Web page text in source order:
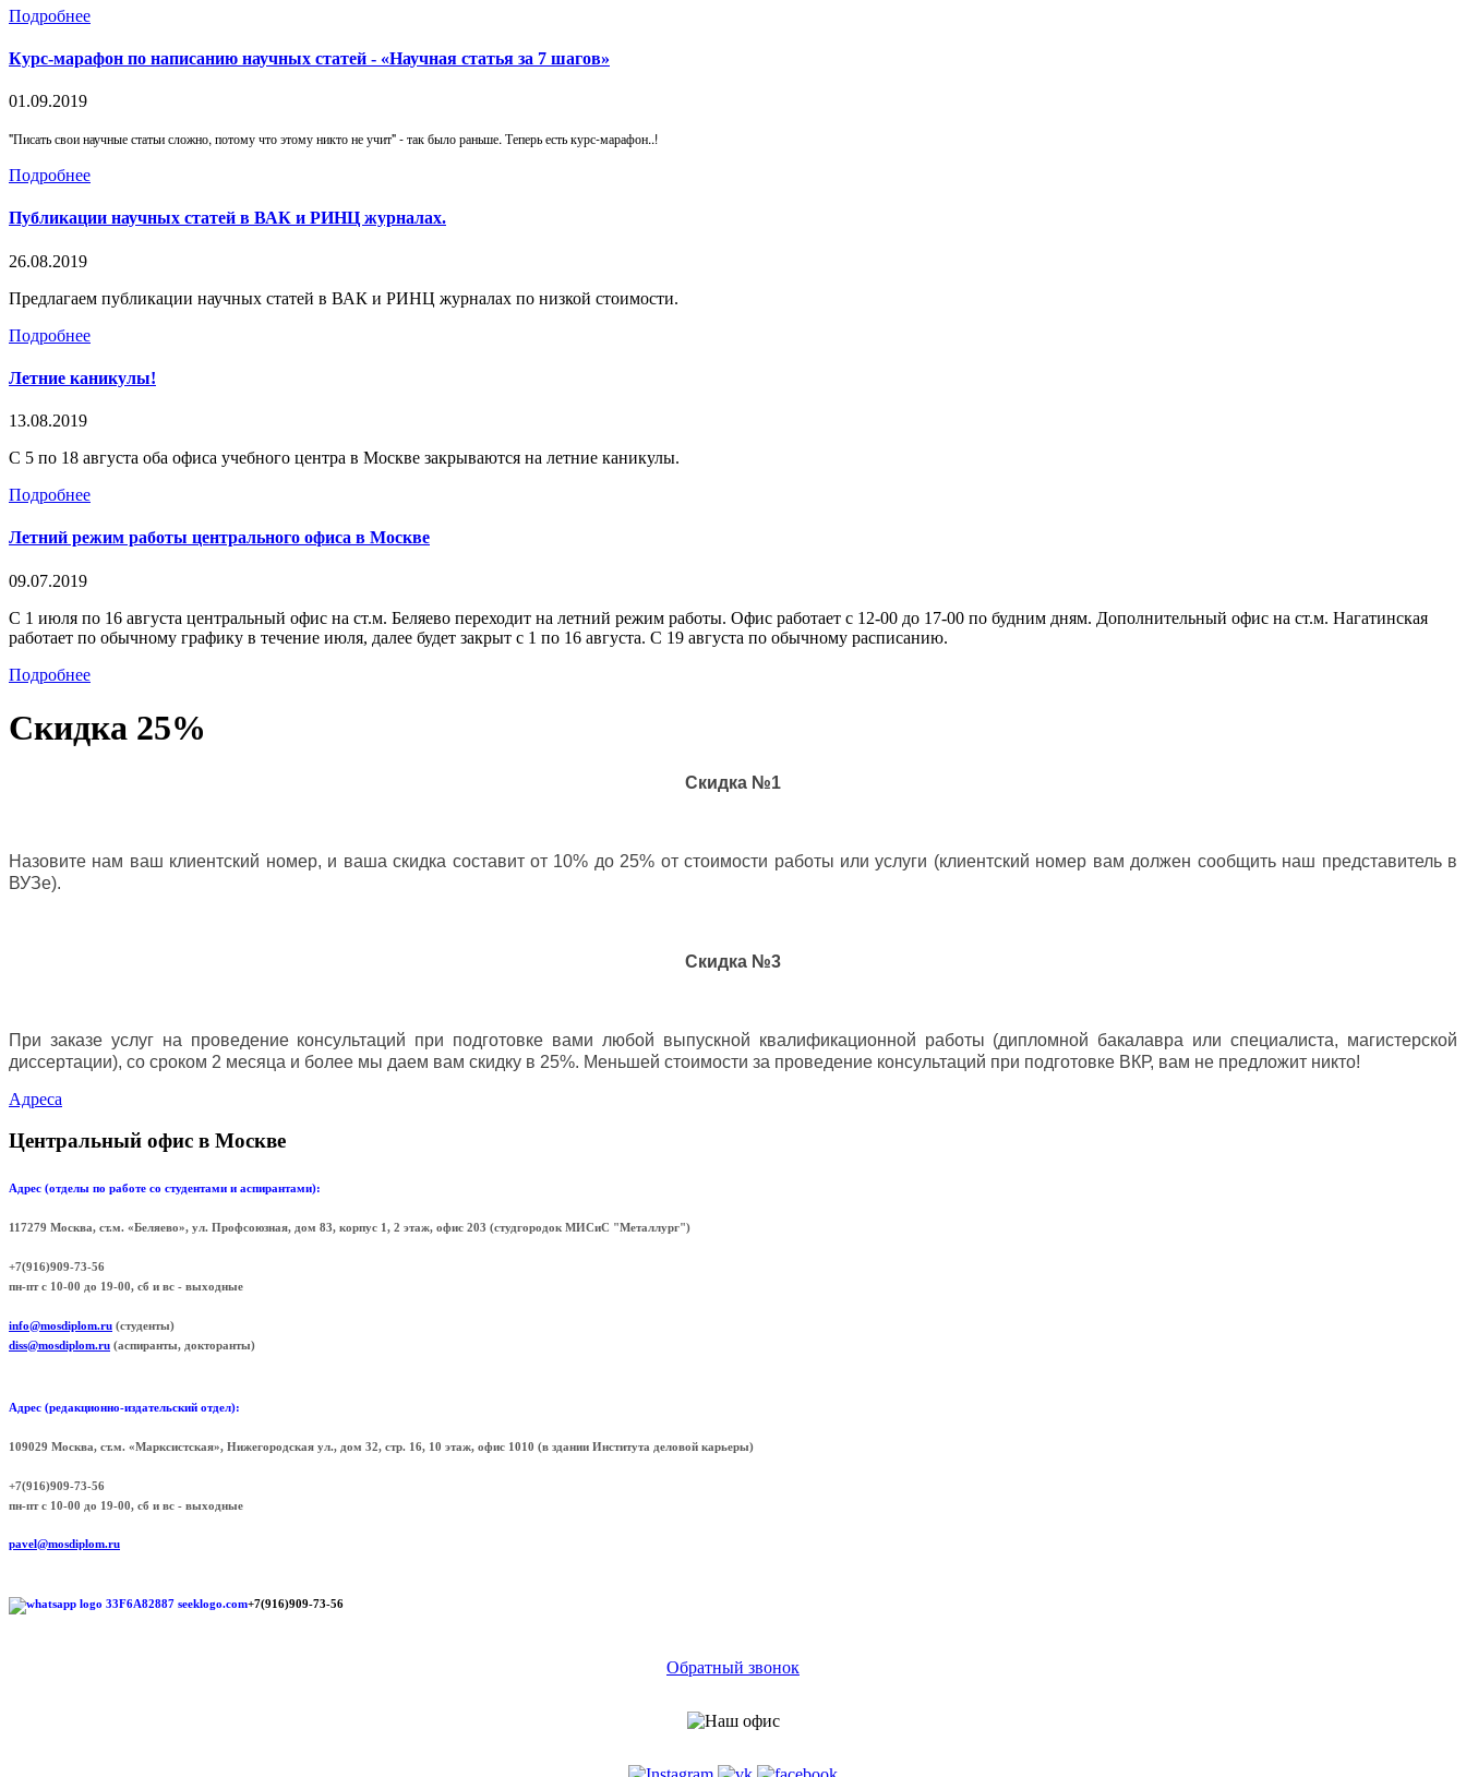
Подробнее
Курс-марафон по написанию научных статей - «Научная статья за 7 шагов»
01.09.2019
"Писать свои научные статьи сложно, потому что этому никто не учит" - так было раньше. Теперь есть курс-марафон..!
Подробнее
Публикации научных статей в ВАК и РИНЦ журналах.
26.08.2019
Предлагаем публикации научных статей в ВАК и РИНЦ журналах по низкой стоимости.
Подробнее
Летние каникулы!
13.08.2019
С 5 по 18 августа оба офиса учебного центра в Москве закрываются на летние каникулы.
Подробнее
Летний режим работы центрального офиса в Москве
09.07.2019
С 1 июля по 16 августа центральный офис на ст.м. Беляево переходит на летний режим работы. Офис работает с 12-00 до 17-00 по будним дням. Дополнительный офис на ст.м. Нагатинская
работает по обычному графику в течение июля, далее будет закрыт с 1 по 16 августа. С 19 августа по обычному расписанию.
Подробнее
Скидка 25%
Скидка №1
Назовите нам ваш клиентский номер, и ваша скидка составит от 10% до 25% от стоимости работы или услуги (клиентский номер вам должен сообщить наш представитель в
ВУЗе).
Скидка №3
При заказе услуг на проведение консультаций при подготовке вами любой выпускной квалификационной работы (дипломной бакалавра или специалиста, магистерской
диссертации), со сроком 2 месяца и более мы даем вам скидку в 25%. Меньшей стоимости за проведение консультаций при подготовке ВКР, вам не предложит никто!
Адреса
Центральный офис в Москве
Адрес (отделы по работе со студентами и аспирантами):
117279 Москва, ст.м. «Беляево», ул. Профсоюзная, дом 83, корпус 1, 2 этаж, офис 203 (cтудгородок МИСиС "Металлург")
+7(916)909-73-56
пн-пт с 10-00 до 19-00, сб и вс - выходные
info@mosdiplom.ru (студенты)
diss@mosdiplom.ru (аспиранты, докторанты)
Адрес (редакционно-издательский отдел):
109029 Москва, ст.м. «Марксистская», Нижегородская ул., дом 32, стр. 16, 10 этаж, офис 1010 (в здании Института деловой карьеры)
+7(916)909-73-56
пн-пт с 10-00 до 19-00, сб и вс - выходные
pavel@mosdiplom.ru
+7(916)909-73-56
Обратный звонок